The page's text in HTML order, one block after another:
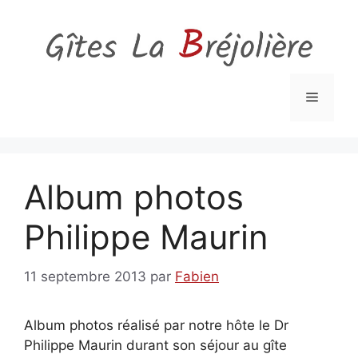
contenu
Menu
Album photos
Philippe Maurin
11 septembre 2013 par Fabien
Album photos réalisé par notre hôte le Dr
Philippe Maurin durant son séjour au gîte